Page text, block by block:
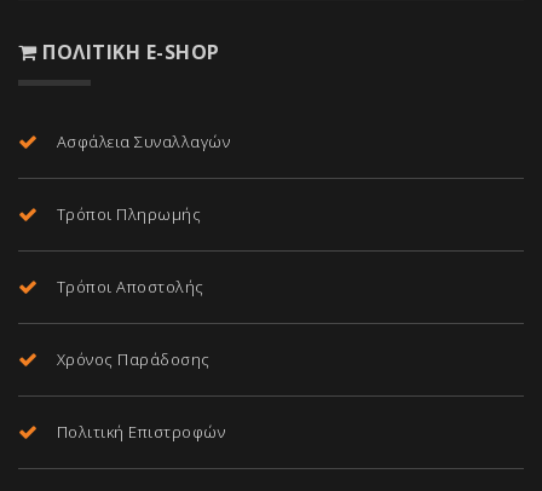
ΠΟΛΙΤΙΚΉ E-SHOP
Ασφάλεια Συναλλαγών
Τρόποι Πληρωμής
Τρόποι Αποστολής
Χρόνος Παράδοσης
Πολιτική Επιστροφών